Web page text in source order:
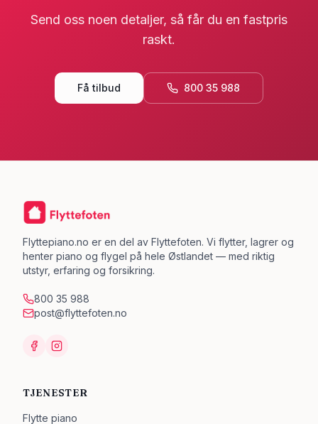
Send oss noen detaljer, så får du en fastpris
raskt.
Få tilbud 800 35 988
Flyttepiano.no er en del av Flyttefoten. Vi flytter, lagrer og
henter piano og flygel på hele Østlandet — med riktig
utstyr, erfaring og forsikring.
800 35 988
post@flyttefoten.no
TJENESTER
Flytte piano